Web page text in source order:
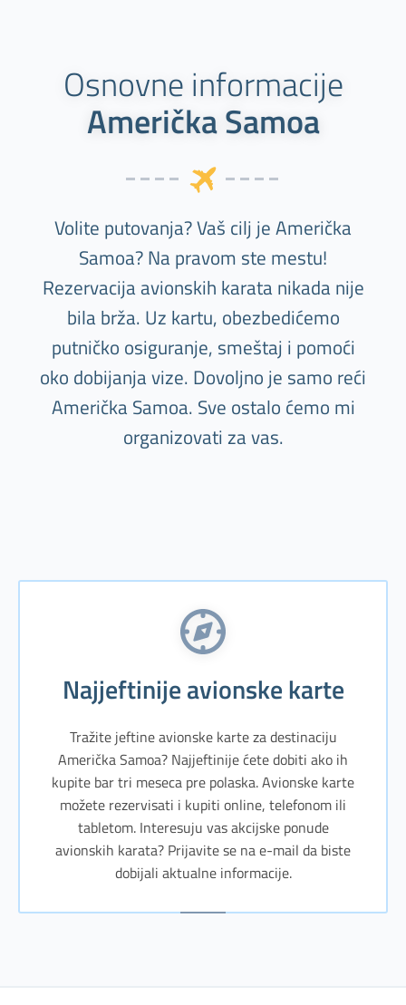
Osnovne informacije
Američka Samoa
Volite putovanja? Vaš cilj je Američka
Samoa? Na pravom ste mestu!
Rezervacija avionskih karata nikada nije
bila brža. Uz kartu, obezbedićemo
putničko osiguranje, smeštaj i pomoći
oko dobijanja vize. Dovoljno je samo reći
Američka Samoa. Sve ostalo ćemo mi
organizovati za vas.
Najjeftinije avionske karte
Tražite jeftine avionske karte za destinaciju
Američka Samoa? Najjeftinije ćete dobiti ako ih
kupite bar tri meseca pre polaska. Avionske karte
možete rezervisati i kupiti online, telefonom ili
tabletom. Interesuju vas akcijske ponude
avionskih karata? Prijavite se na e-mail da biste
dobijali aktualne informacije.